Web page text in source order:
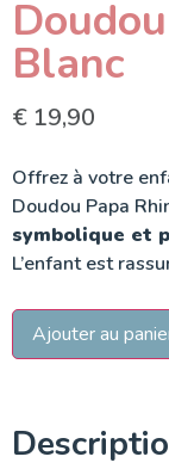
Blanc
€ 19,90
Offrez à votre
Doudou Papa
symbolique et
L’enfant est
Ajouter au